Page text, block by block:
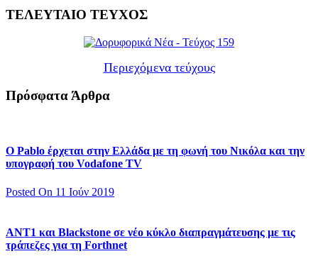
ΤΕΛΕΥΤΑΙΟ ΤΕΥΧΟΣ
Περιεχόμενα τεύχους
Πρόσφατα Άρθρα
Ο Pablo έρχεται στην Ελλάδα με τη φωνή του Νικόλα και την
υπογραφή του Vodafone TV
Posted On 11 Ιούν 2019
ΑΝΤ1 και Blackstone σε νέο κύκλο διαπραγμάτευσης με τις
τράπεζες για τη Forthnet